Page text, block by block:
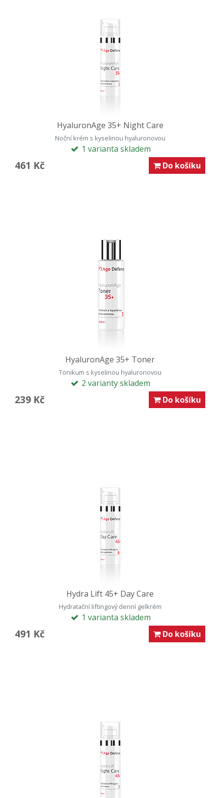
HyaluronAge 35+ Night Care
Noční krém s kyselinou hyaluronovou
1 varianta skladem
461 Kč Do košíku
HyaluronAge 35+ Toner
Tonikum s kyselinou hyaluronovou
2 varianty skladem
239 Kč Do košíku
Hydra Lift 45+ Day Care
Hydratační liftingový denní gelkrém
1 varianta skladem
491 Kč Do košíku